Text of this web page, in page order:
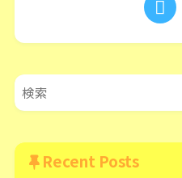
Recent Posts